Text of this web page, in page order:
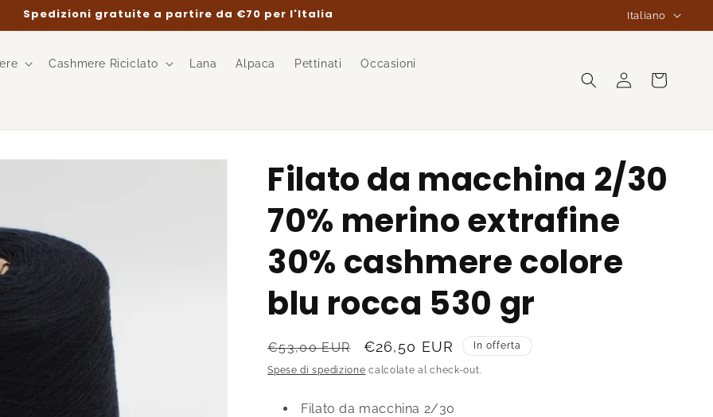
Spedizioni gratuite a partire da €70 per l'Italia
i
g
a
Italiano
Cashmere Riciclato Lana Alpaca Pettinati
Occasioni
Accedi Carrello
Filato da macchina 2/30
70% merino extrafine
30% cashmere colore
blu rocca 530 gr
Prezzo
di
€53,00 EUR
Prezzo
scontato
€26,50 EUR In offerta
Spese di spedizione calcolate al check-out.
Filato da macchina 2/30